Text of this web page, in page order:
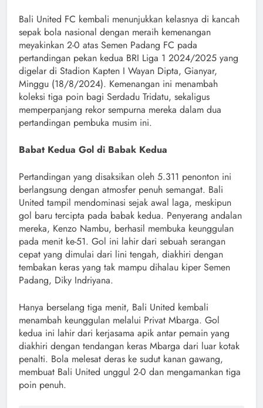
Bali United FC kembali menunjukkan kelasnya di kancah
sepak bola nasional dengan meraih kemenangan
meyakinkan 2-0 atas Semen Padang FC pada
pertandingan pekan kedua BRI Liga 1 2024/2025 yang
digelar di Stadion Kapten I Wayan Dipta, Gianyar,
Minggu (18/8/2024). Kemenangan ini menambah
koleksi tiga poin bagi Serdadu Tridatu, sekaligus
memperpanjang rekor sempurna mereka dalam dua
pertandingan pembuka musim ini.
Babat Kedua Gol di Babak Kedua
Pertandingan yang disaksikan oleh 5.311 penonton ini
berlangsung dengan atmosfer penuh semangat. Bali
United tampil mendominasi sejak awal laga, meskipun
gol baru tercipta pada babak kedua. Penyerang andalan
mereka, Kenzo Nambu, berhasil membuka keunggulan
pada menit ke-51. Gol ini lahir dari sebuah serangan
cepat yang dimulai dari lini tengah, diakhiri dengan
tembakan keras yang tak mampu dihalau kiper Semen
Padang, Diky Indriyana.
Hanya berselang tiga menit, Bali United kembali
menambah keunggulan melalui Privat Mbarga. Gol
kedua ini lahir dari kerjasama apik antar pemain yang
diakhiri dengan tendangan keras Mbarga dari luar kotak
penalti. Bola melesat deras ke sudut kanan gawang,
membuat Bali United unggul 2-0 dan mengamankan tiga
poin penuh.